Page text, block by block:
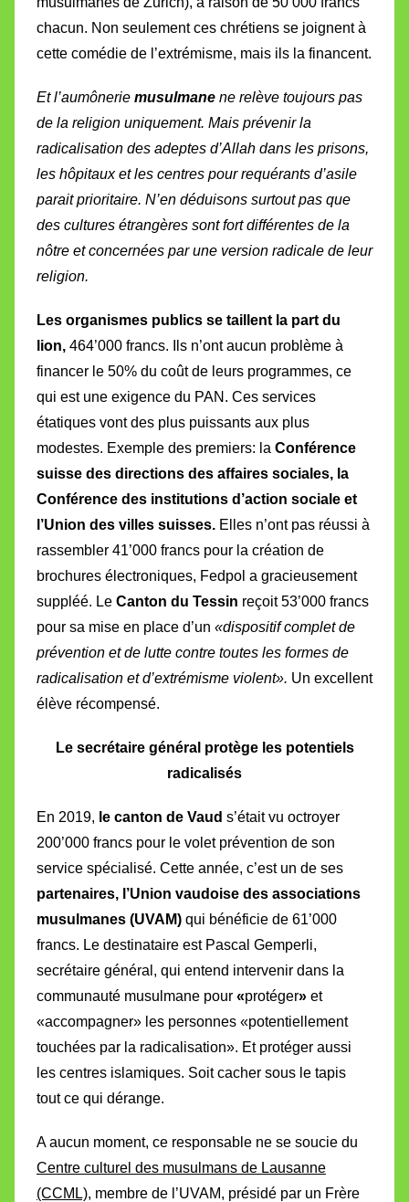
chacun. Non seulement ces chrétiens se joignent à
cette comédie de l’extrémisme, mais ils la financent.
Et l’aumônerie musulmane ne relève toujours pas
de la religion uniquement. Mais prévenir la
radicalisation des adeptes d’Allah dans les prisons,
les hôpitaux et les centres pour requérants d’asile
parait prioritaire. N’en déduisons surtout pas que
des cultures étrangères sont fort différentes de la
nôtre et concernées par une version radicale de leur
religion.
Les organismes publics se taillent la part du
lion, 464’000 francs. Ils n’ont aucun problème à
financer le 50% du coût de leurs programmes, ce
qui est une exigence du PAN. Ces services
étatiques vont des plus puissants aux plus
modestes. Exemple des premiers: la Conférence
suisse des directions des affaires sociales, la
Conférence des institutions d’action sociale et
l’Union des villes suisses. Elles n’ont pas réussi à
rassembler 41’000 francs pour la création de
brochures électroniques, Fedpol a gracieusement
suppléé. Le Canton du Tessin reçoit 53’000 francs
pour sa mise en place d’un «dispositif complet de
prévention et de lutte contre toutes les formes de
radicalisation et d’extrémisme violent». Un excellent
élève récompensé.
Le secrétaire général protège les potentiels
radicalisés
En 2019, le canton de Vaud s’était vu octroyer
200’000 francs pour le volet prévention de son
service spécialisé. Cette année, c’est un de ses
partenaires, l’Union vaudoise des associations
musulmanes (UVAM) qui bénéficie de 61’000
francs. Le destinataire est Pascal Gemperli,
secrétaire général, qui entend intervenir dans la
communauté musulmane pour «protéger» et
«accompagner» les personnes «potentiellement
touchées par la radicalisation». Et protéger aussi
les centres islamiques. Soit cacher sous le tapis
tout ce qui dérange.
A aucun moment, ce responsable ne se soucie du
Centre culturel des musulmans de Lausanne
(CCML), membre de l’UVAM, présidé par un Frère